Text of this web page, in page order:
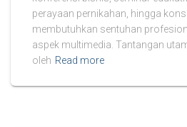
perayaan pernikahan, hingga
membutuhkan sentuhan
aspek multimedia. Tantangan
oleh Read more